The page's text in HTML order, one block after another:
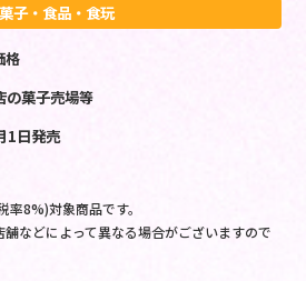
菓子・食品・食玩
格
の菓子売場等
1日発売
8%)対象商品です。
などによって異なる場合がございますので